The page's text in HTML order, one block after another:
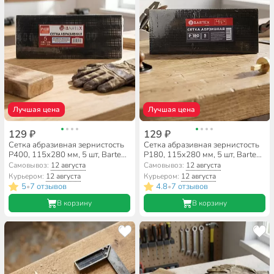
Лучшая цена
129 ₽
Сетка абразивная зернистость
P400, 115х280 мм, 5 шт, Bartex,
AI-2904018
Самовывоз: 12 августа
Курьером: 12 августа
5•7 отзывов
В корзину
Лучшая цена
129 ₽
Сетка абразивная зернистость
P180, 115х280 мм, 5 шт, Bartex,
AI-2904016
Самовывоз: 12 августа
Курьером: 12 августа
4.8•7 отзывов
В корзину